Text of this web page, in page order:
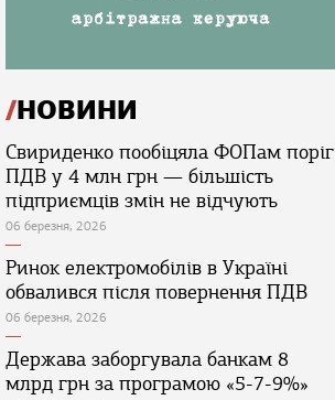
НОВИНИ
Свириденко пообіцяла ФОПам поріг
ПДВ у 4 млн грн — більшість
підприємців змін не відчують
06 березня, 2026
Ринок електромобілів в Україні
обвалився після повернення ПДВ
06 березня, 2026
Держава заборгувала банкам 8
млрд грн за програмою «5-7-9%»